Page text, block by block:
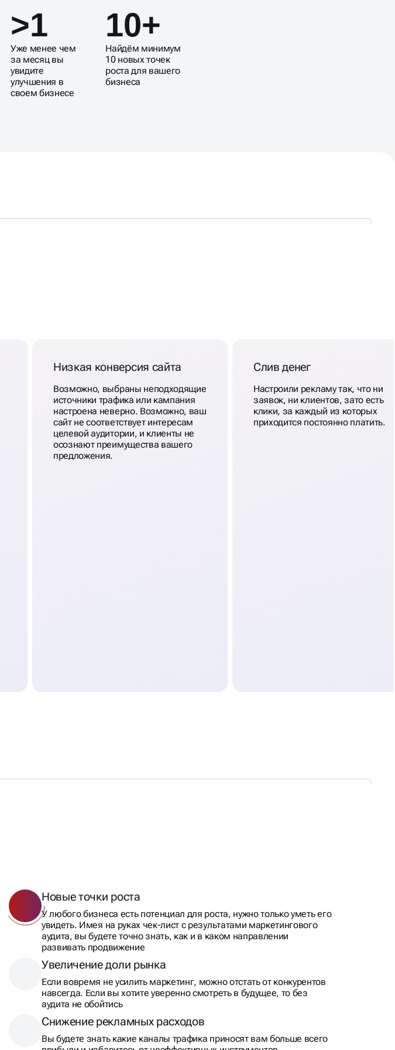
>1
Уже менее чем
за месяц вы
увидите
улучшения в
своем бизнесе
10+
Найдём минимум
10 новых точек
роста для вашего
бизнеса
Низкая конверсия сайта
Возможно, выбраны неподходящие
источники трафика или кампания
настроена неверно. Возможно, ваш
сайт не соответствует интересам
целевой аудитории, и клиенты не
осознают преимущества вашего
предложения.
Слив денег
Настроили рекламу так, что ни
заявок, ни клиентов, зато есть
клики, за каждый из которых
приходится постоянно платить.
Новые точки роста
У любого бизнеса есть потенциал для роста, нужно только уметь его
увидеть. Имея на руках чек-лист с результатами маркетингового
аудита, вы будете точно знать, как и в каком направлении
развивать продвижение
Увеличение доли рынка
Если вовремя не усилить маркетинг, можно отстать от конкурентов
навсегда. Если вы хотите уверенно смотреть в будущее, то без
аудита не обойтись
Снижение рекламных расходов
Вы будете знать какие каналы трафика приносят вам больше всего